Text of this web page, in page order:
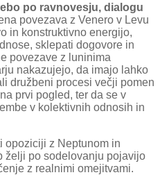
po ravnovesju, dialogu
povezava z Venero v Levu
in konstruktivno energijo,
sklepati dogovore in
povezave z luninima
nakazujejo, da imajo lahko
družbeni procesi večji pomen
prvi pogled, ter da se v
v kolektivnih odnosih in
opoziciji z Neptunom in
želji po sodelovanju pojavijo
z realnimi omejitvami.